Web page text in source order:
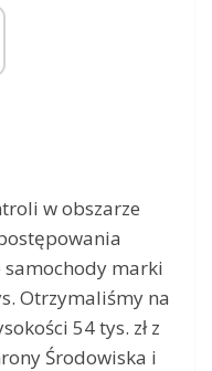
w obszarze
marki
Otrzymaliśmy na
54 tys. zł z
Środowiska i